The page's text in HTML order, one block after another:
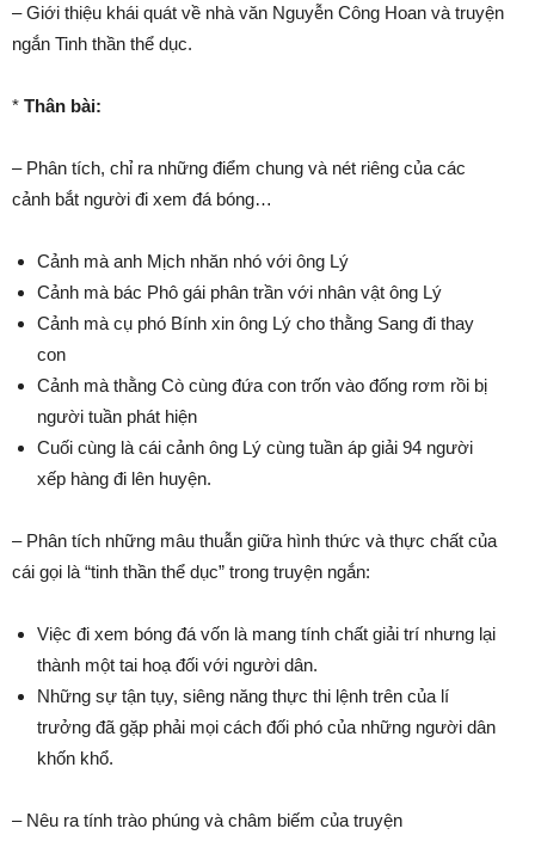
– Giới thiệu khái quát về nhà văn Nguyễn Công Hoan và truyện
ngắn Tinh thần thể dục.
* Thân bài:
– Phân tích, chỉ ra những điểm chung và nét riêng của các
cảnh bắt người đi xem đá bóng…
Cảnh mà anh Mịch nhăn nhó với ông Lý
Cảnh mà bác Phô gái phân trần với nhân vật ông Lý
Cảnh mà cụ phó Bính xin ông Lý cho thằng Sang đi thay
con
Cảnh mà thằng Cò cùng đứa con trốn vào đống rơm rồi bị
người tuần phát hiện
Cuối cùng là cái cảnh ông Lý cùng tuần áp giải 94 người
xếp hàng đi lên huyện.
– Phân tích những mâu thuẫn giữa hình thức và thực chất của
cái gọi là “tinh thần thể dục” trong truyện ngắn:
Việc đi xem bóng đá vốn là mang tính chất giải trí nhưng lại
thành một tai hoạ đối với người dân.
Những sự tận tụy, siêng năng thực thi lệnh trên của lí
trưởng đã gặp phải mọi cách đối phó của những người dân
khốn khổ.
– Nêu ra tính trào phúng và châm biếm của truyện